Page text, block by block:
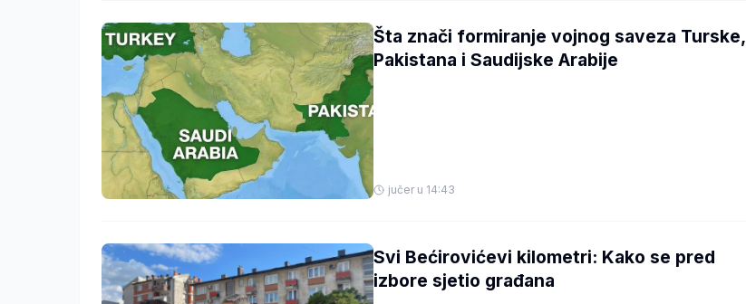
Šta znači formiranje vojnog saveza Turske,
Pakistana i Saudijske Arabije
jučer u 14:43
Svi Bećirovićevi kilometri: Kako se pred
izbore sjetio građana